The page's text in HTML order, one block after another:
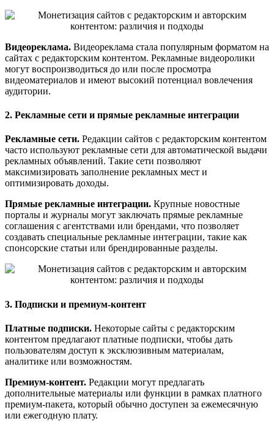
Видеореклама. Видеореклама стала популярным форматом на
сайтах с редакторским контентом. Рекламные видеоролики
могут воспроизводиться до или после просмотра
видеоматериалов и имеют высокий потенциал вовлечения
аудитории.
2. Рекламные сети и прямые рекламные интеграции
Рекламные сети. Редакции сайтов с редакторским контентом
часто используют рекламные сети для автоматической выдачи
рекламных объявлений. Такие сети позволяют
максимизировать заполнение рекламных мест и
оптимизировать доходы.
Прямые рекламные интеграции. Крупные новостные
порталы и журналы могут заключать прямые рекламные
соглашения с агентствами или брендами, что позволяет
создавать специальные рекламные интеграции, такие как
спонсорские статьи или брендированные разделы.
3. Подписки и премиум-контент
Платные подписки. Некоторые сайты с редакторским
контентом предлагают платные подписки, чтобы дать
пользователям доступ к эксклюзивным материалам,
аналитике или возможностям.
Премиум-контент. Редакции могут предлагать
дополнительные материалы или функции в рамках платного
премиум-пакета, который обычно доступен за ежемесячную
или ежегодную плату.